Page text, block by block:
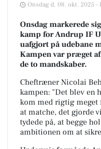
Onsdag d. 08. okt. 2025 -
Onsdag markerede
kamp for Andrup IF
uafgjort på udebane
Kampen var præget
de to mandskaber.
Cheftræner Nicolai
kampen: "Det blev en
kom med rigtig meget
at matche, det gjorde
tydede på, at begge
ambitionen om at